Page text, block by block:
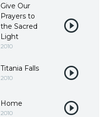
Give Our
Prayers to
the Sacred
Light
2010
Titania Falls
2010
Home
2010